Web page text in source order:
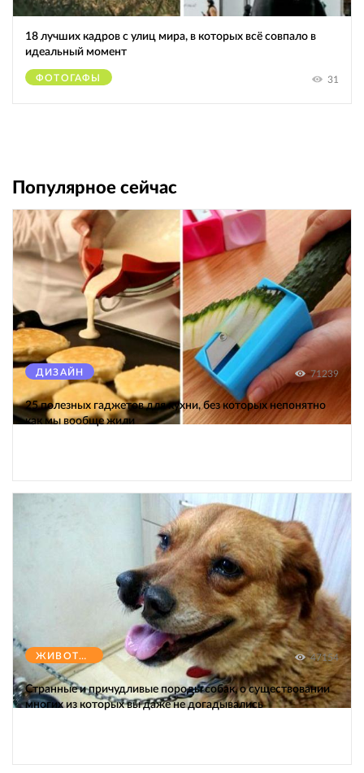
18 лучших кадров с улиц мира, в которых всё совпало в
идеальный момент
ФОТОГАФЫ 31
Популярное сейчас
ДИЗАЙН 71239
25 полезных гаджетов для кухни, без которых непонятно
как мы вообще жили
ЖИВОТНЫЕ 47154
Странные и причудливые породы собак, о существовании
многих из которых вы даже не догадывались